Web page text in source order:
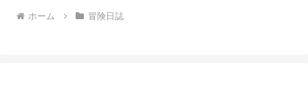
ホーム 冒険日誌